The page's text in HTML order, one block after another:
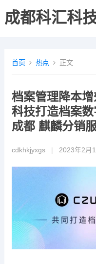
成都科汇科
首页 热点 正文
档案管理降本
科技打造档案数
成都 麒麟分销
cdkhkjyxgs 2023年2月